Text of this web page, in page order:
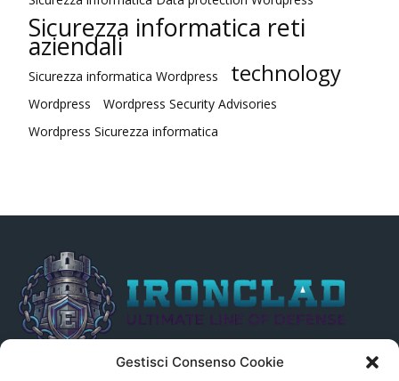
Gestisci Consenso Cookie
Sicurezza informatica reti
aziendali
Sicurezza informatica Wordpress technology
Wordpress
Wordpress Security Advisories
Wordpress Sicurezza informatica